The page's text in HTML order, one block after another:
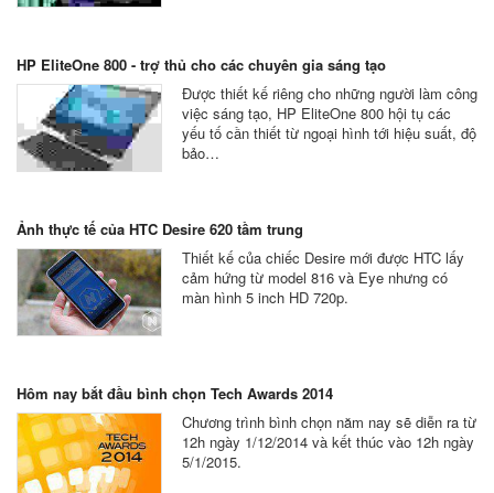
HP EliteOne 800 - trợ thủ cho các chuyên gia sáng tạo
Được thiết kế riêng cho những người làm công
việc sáng tạo, HP EliteOne 800 hội tụ các
yếu tố cần thiết từ ngoại hình tới hiệu suất, độ
bảo…
Ảnh thực tế của HTC Desire 620 tầm trung
Thiết kế của chiếc Desire mới được HTC lấy
cảm hứng từ model 816 và Eye nhưng có
màn hình 5 inch HD 720p.
Hôm nay bắt đầu bình chọn Tech Awards 2014
Chương trình bình chọn năm nay sẽ diễn ra từ
12h ngày 1/12/2014 và kết thúc vào 12h ngày
5/1/2015.